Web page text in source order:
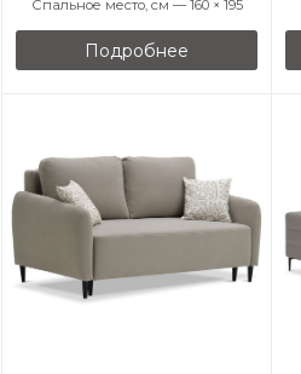
Спальное место, см — 160 × 195
Подробнее